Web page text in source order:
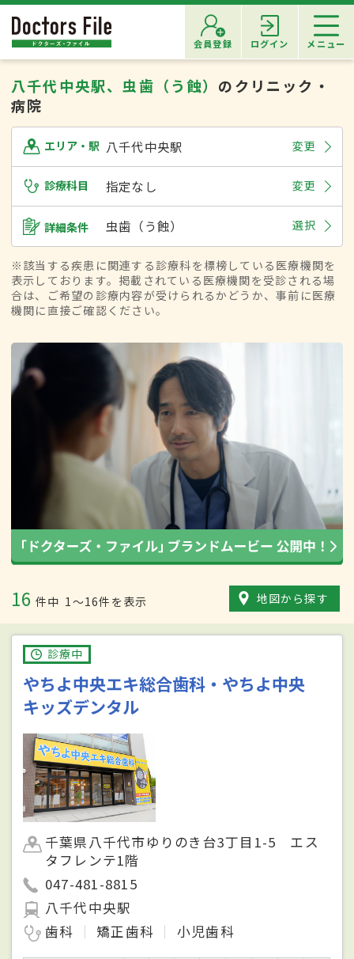
会員登録 ログイン メニュー
八千代中央駅、虫歯（う蝕） のクリニック・
病院
エリア・駅 八千代中央駅 変更
診療科目 指定なし 変更
詳細条件 虫歯（う蝕） 選択
※該当する疾患に関連する診療科を標榜している医療機関を
表示しております。掲載されている医療機関を受診される場
合は、ご希望の診療内容が受けられるかどうか、事前に医療
機関に直接ご確認ください。
16 件中 1〜16件を表示 地図から探す
診療中
やちよ中央エキ総合歯科・やちよ中央
キッズデンタル
千葉県八千代市ゆりのき台3丁目1-5 エス
タフレンテ1階
047-481-8815
八千代中央駅
歯科
矯正歯科 小児歯科